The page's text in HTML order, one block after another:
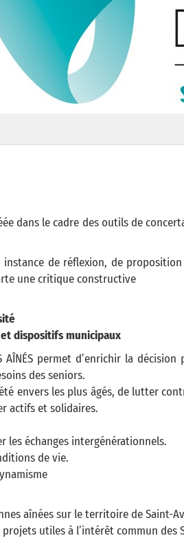
dans le cadre des outils de
de réflexion, de
une critique constructive
dispositifs municipaux
AÎNÉS permet d’enrichir la
des seniors.
envers les plus âgés, de lutter
actifs et solidaires.
les échanges intergénérationnels.
de vie.
aînées sur le territoire de Saint-
utiles à l’intérêt commun des